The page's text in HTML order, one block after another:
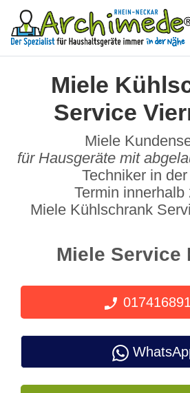
Miele
Service
Miele
für Hausgeräte mit
Techniker in
Termin innerhalb
Miele Kühlschrank
Miele Service